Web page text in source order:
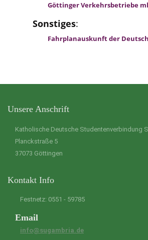
Göttinger Verkehrsbetriebe
Sonstiges:
Fahrplanauskunft der
Unsere Anschrift
Katholische Deutsche Studentenverbindung
Planckstraße 5
37073 Göttingen
Kontakt Info
Festnetz: 0551 - 59785
Email
info@sugambria.de